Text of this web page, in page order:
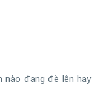
nào đang đè lên hay